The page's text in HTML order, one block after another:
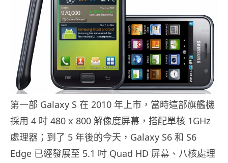
第一部 Galaxy S 在 2010 年上市，當時這部旗艦機
採用 4 吋 480 x 800 解像度屏幕，搭配單核 1GHz
處理器；到了 5 年後的今天，Galaxy S6 和 S6
Edge 已經發展至 5.1 吋 Quad HD 屏幕、八核處理